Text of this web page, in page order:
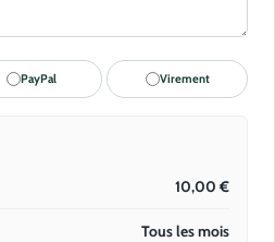
PayPal Virement
10,00 €
Tous les mois